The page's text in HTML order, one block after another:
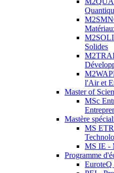
Solides
l'Air et
Master of
MSc
Mastère
MS
MS IE -
Programme